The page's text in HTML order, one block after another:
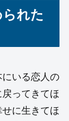
れた
いる恋人の
ってきてほ
に生きてほ